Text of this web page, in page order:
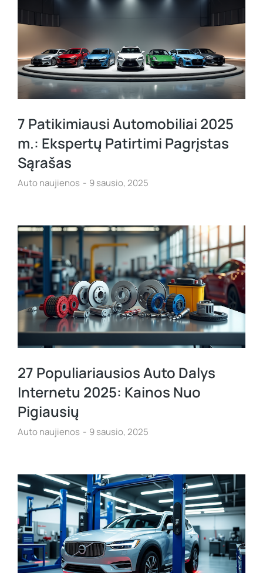
7 Patikimiausi Automobiliai 2025
m.: Ekspertų Patirtimi Pagrįstas
Sąrašas
Auto naujienos 9 sausio, 2025
27 Populiariausios Auto Dalys
Internetu 2025: Kainos Nuo
Pigiausių
Auto naujienos 9 sausio, 2025